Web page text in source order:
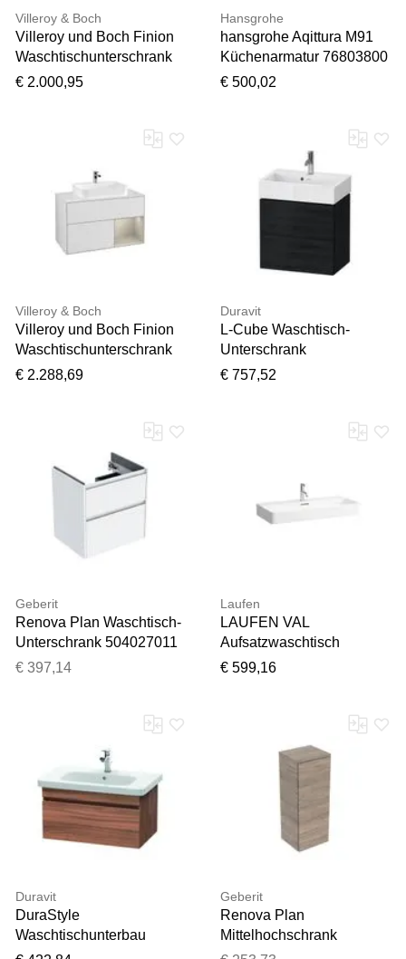
Villeroy & Boch
Villeroy und Boch Finion
Waschtischunterschrank
F251GNGF 100x60,3cm,
veneer, Glossy white
€ 2.000,95
Hansgrohe
hansgrohe Aqittura M91
Küchenarmatur 76803800
Ausziehauslauf, 1jet,
€ 500,02
Villeroy & Boch
Villeroy und Boch Finion
Waschtischunterschrank
F371HHMT 100cm,
€ 2.288,69
Duravit
L-Cube Waschtisch-
Unterschrank
LC621901616
wandhängend, Eiche
€ 757,52
Geberit
Renova Plan Waschtisch-
Unterschrank 504027011
2 Schubladen,
€ 397,14
Laufen
LAUFEN VAL
Aufsatzwaschtisch
8162874001081, LCC,
€ 599,16
Duravit
DuraStyle
Waschtischunterbau
DS638107979 Nussbaum
Geberit
Renova Plan
Mittelhochschrank
504044JR1 1 Tür, Breite